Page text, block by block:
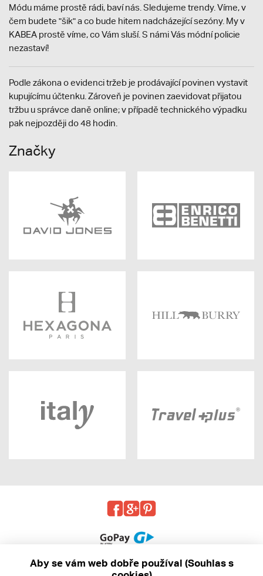
Módu máme prostě rádi, baví nás. Sledujeme trendy. Víme, v
čem budete "šik" a co bude hitem nadcházející sezóny. My v
KABEA prostě víme, co Vám sluší. S námi Vás módní policie
nezastaví!
Podle zákona o evidenci tržeb je prodávající povinen vystavit
kupujícímu účtenku. Zároveň je povinen zaevidovat přijatou
tržbu u správce daně online; v případě technického výpadku
pak nejpozději do 48 hodin.
Značky
Aby se vám web dobře používal (Souhlas s